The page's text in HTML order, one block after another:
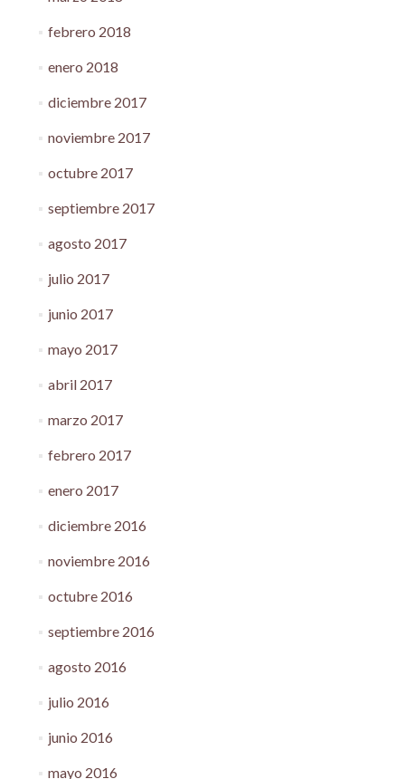
febrero 2018
enero 2018
diciembre 2017
noviembre 2017
octubre 2017
septiembre 2017
agosto 2017
julio 2017
junio 2017
mayo 2017
abril 2017
marzo 2017
febrero 2017
enero 2017
diciembre 2016
noviembre 2016
octubre 2016
septiembre 2016
agosto 2016
julio 2016
junio 2016
mayo 2016